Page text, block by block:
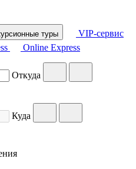
туры
VIP-сервис
Online Express
Откуда
Куда